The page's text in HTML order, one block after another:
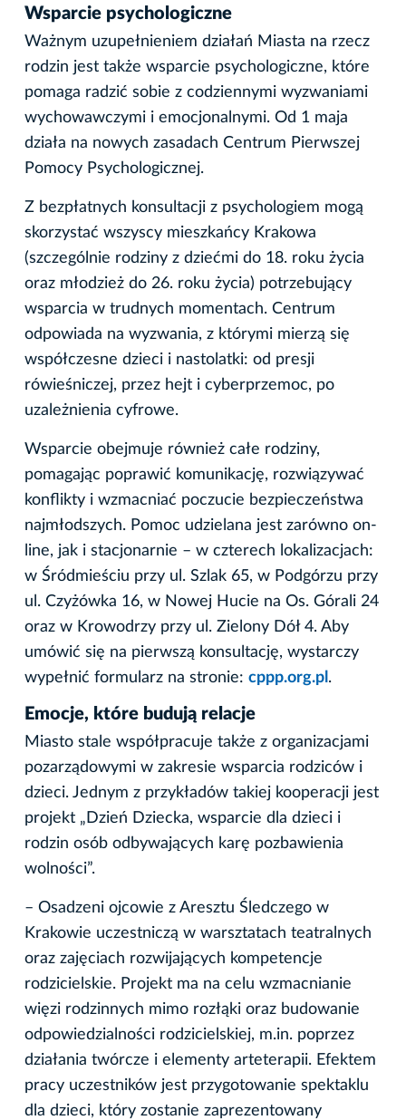
Wsparcie psychologiczne
Ważnym uzupełnieniem działań Miasta na rzecz
rodzin jest także wsparcie psychologiczne, które
pomaga radzić sobie z codziennymi wyzwaniami
wychowawczymi i emocjonalnymi. Od 1 maja
działa na nowych zasadach Centrum Pierwszej
Pomocy Psychologicznej.
Z bezpłatnych konsultacji z psychologiem mogą
skorzystać wszyscy mieszkańcy Krakowa
(szczególnie rodziny z dziećmi do 18. roku życia
oraz młodzież do 26. roku życia) potrzebujący
wsparcia w trudnych momentach. Centrum
odpowiada na wyzwania, z którymi mierzą się
współczesne dzieci i nastolatki: od presji
rówieśniczej, przez hejt i cyberprzemoc, po
uzależnienia cyfrowe.
Wsparcie obejmuje również całe rodziny,
pomagając poprawić komunikację, rozwiązywać
konflikty i wzmacniać poczucie bezpieczeństwa
najmłodszych. Pomoc udzielana jest zarówno on-
line, jak i stacjonarnie – w czterech lokalizacjach:
w Śródmieściu przy ul. Szlak 65, w Podgórzu przy
ul. Czyżówka 16, w Nowej Hucie na Os. Górali 24
oraz w Krowodrzy przy ul. Zielony Dół 4. Aby
umówić się na pierwszą konsultację, wystarczy
wypełnić formularz na stronie: cppp.org.pl .
Emocje, które budują relacje
Miasto stale współpracuje także z organizacjami
pozarządowymi w zakresie wsparcia rodziców i
dzieci. Jednym z przykładów takiej kooperacji jest
projekt „Dzień Dziecka, wsparcie dla dzieci i
rodzin osób odbywających karę pozbawienia
wolności”.
– Osadzeni ojcowie z Aresztu Śledczego w
Krakowie uczestniczą w warsztatach teatralnych
oraz zajęciach rozwijających kompetencje
rodzicielskie. Projekt ma na celu wzmacnianie
więzi rodzinnych mimo rozłąki oraz budowanie
odpowiedzialności rodzicielskiej, m.in. poprzez
działania twórcze i elementy arteterapii. Efektem
pracy uczestników jest przygotowanie spektaklu
dla dzieci, który zostanie zaprezentowany